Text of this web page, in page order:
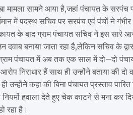
मामला सामने आया है,जहां पंचायत के सरपंच
में पदस्थ सचिव पर सरपंच एवं पंचों ने
के बाद ग्राम पंचायत सचिव ने इस सारे
बनाया जाता रहा है,लेकिन सचिव के
पंचायत में अब तक एक साल में दो–दो
निराधार हैं साथ ही उन्होंने बताया की दो
उन्होंने कहा की बिना पंचायत प्रस्ताव
हवाला देते हुए चेक काटने से मना कर
रहा है।